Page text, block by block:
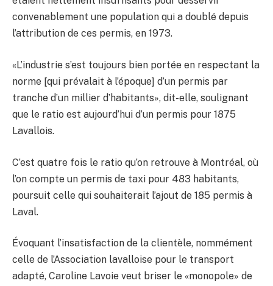
convenablement une population qui a doublé depuis
l’attribution de ces permis, en 1973.
«L’industrie s’est toujours bien portée en respectant la
norme [qui prévalait à l’époque] d’un permis par
tranche d’un millier d’habitants», dit-elle, soulignant
que le ratio est aujourd’hui d’un permis pour 1875
Lavallois.
C’est quatre fois le ratio qu’on retrouve à Montréal, où
l’on compte un permis de taxi pour 483 habitants,
poursuit celle qui souhaiterait l’ajout de 185 permis à
Laval.
Évoquant l’insatisfaction de la clientèle, nommément
celle de l’Association lavalloise pour le transport
adapté, Caroline Lavoie veut briser le «monopole» de